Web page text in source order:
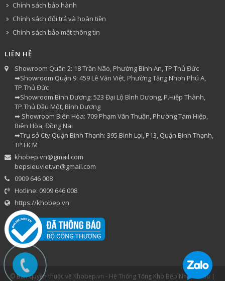
Chính sách bảo hành
Chính sách đổi trả và hoàn tiền
Chính sách bảo mật thông tin
LIÊN HỆ
Showroom Quận 2: 18 Trần Não, Phường Bình An, TP.Thủ Đức
➡Showroom Quận 9: 459 Lê Văn Việt, Phường Tăng Nhơn Phú A,
TP.Thủ Đức
➡Showroom Bình Dương: 523 Đại Lộ Bình Dương, P.Hiệp Thành,
TP.Thủ Dầu Một, Bình Dương
➡ Showroom Biên Hòa: 709 Phạm Văn Thuận, Phường Tam Hiệp,
Biên Hòa, Đồng Nai
➡Trụ sở Cty Quận Bình Thạnh: 395 Bình Lợi, P13, Quận Bình Thạnh,
TP.HCM
khobep.vn@gmail.com
bepsieuviet.vn@gmail.com
0909 646 008
Hotline: 0909 646 008
https://khobep.vn
© Bản quyền thuộc về Khobep.vn - Hệ Thống Tổng Kho Bếp Nhập Khẩu |